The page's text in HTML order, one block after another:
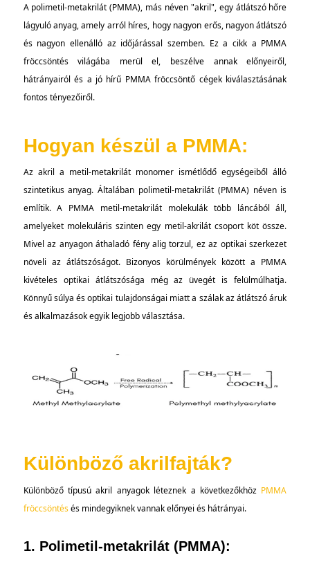
A polimetil-metakrilát (PMMA), más néven "akril", egy átlátszó hőre
lágyuló anyag, amely arról híres, hogy nagyon erős, nagyon átlátszó
és nagyon ellenálló az időjárással szemben. Ez a cikk a PMMA
fröccsöntés világába merül el, beszélve annak előnyeiről,
hátrányairól és a jó hírű PMMA fröccsöntő cégek kiválasztásának
fontos tényezőiről.
Hogyan készül a PMMA:
Az akril a metil-metakrilát monomer ismétlődő egységeiből álló
szintetikus anyag. Általában polimetil-metakrilát (PMMA) néven is
említik. A PMMA metil-metakrilát molekulák több láncából áll,
amelyeket molekuláris szinten egy metil-akrilát csoport köt össze.
Mivel az anyagon áthaladó fény alig torzul, ez az optikai szerkezet
növeli az átlátszóságot. Bizonyos körülmények között a PMMA
kivételes optikai átlátszósága még az üvegét is felülmúlhatja.
Könnyű súlya és optikai tulajdonságai miatt a szálak az átlátszó áruk
és alkalmazások egyik legjobb választása.
Különböző akrilfajták?
Különböző típusú akril anyagok léteznek a következőkhöz PMMA
fröccsöntésés mindegyiknek vannak előnyei és hátrányai.
1. Polimetil-metakrilát (PMMA):